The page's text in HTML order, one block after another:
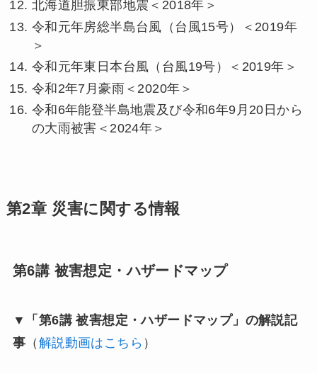
北海道胆振東部地震＜2018年＞
令和元年房総半島台風（台風15号）＜2019年
＞
令和元年東日本台風（台風19号）＜2019年＞
令和2年7月豪雨＜2020年＞
令和6年能登半島地震及び令和6年9月20日から
の大雨被害＜2024年＞
第2章 災害に関する情報
第6講 被害想定・ハザードマップ
▼「第6講 被害想定・ハザードマップ」の解説記
事 （ 解説動画はこちら ）